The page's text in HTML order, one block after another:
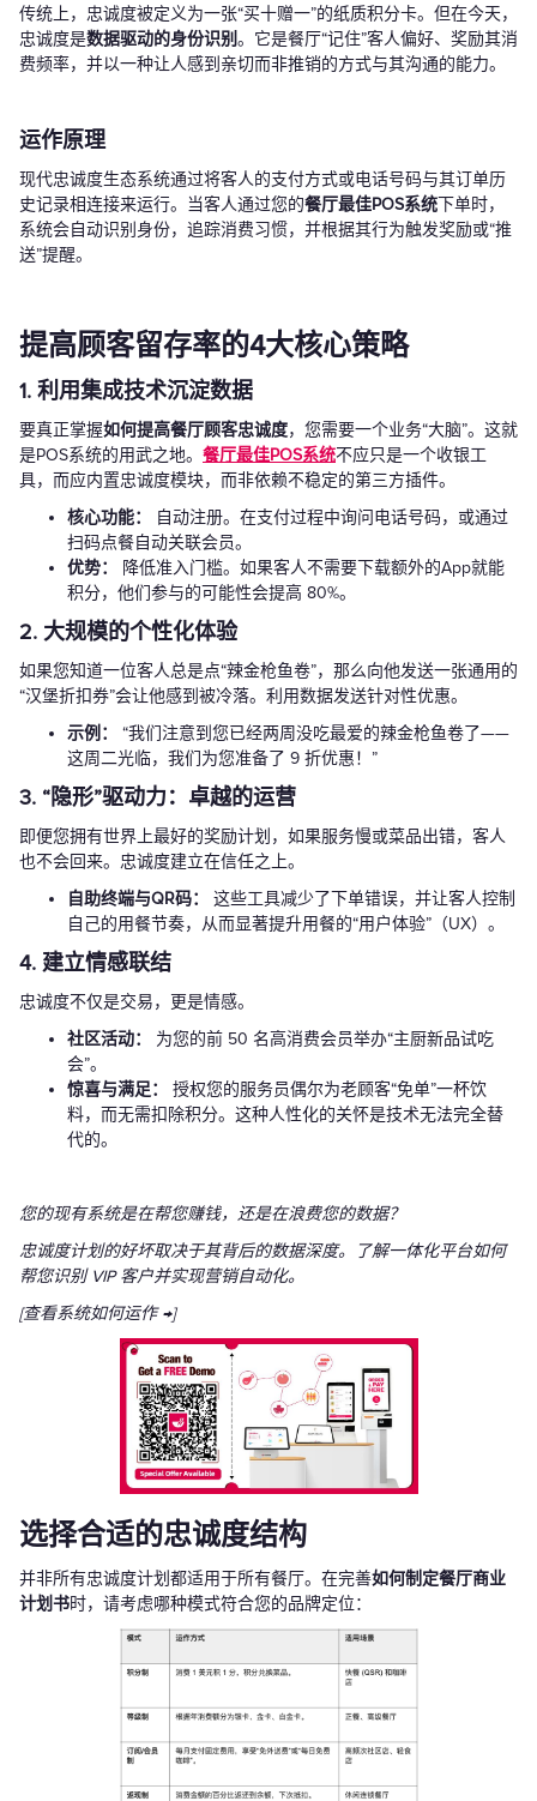
传统上，忠诚度被定义为一张“买十赠一”的纸质积分卡。但在今天，
忠诚度是数据驱动的身份识别。它是餐厅“记住”客人偏好、奖励其消
费频率，并以一种让人感到亲切而非推销的方式与其沟通的能力。
运作原理
现代忠诚度生态系统通过将客人的支付方式或电话号码与其订单历
史记录相连接来运行。当客人通过您的餐厅最佳POS系统下单时，
系统会自动识别身份，追踪消费习惯，并根据其行为触发奖励或“推
送”提醒。
提高顾客留存率的4大核心策略
1. 利用集成技术沉淀数据
要真正掌握如何提高餐厅顾客忠诚度，您需要一个业务“大脑”。这就
是POS系统的用武之地。 餐厅最佳POS系统不应只是一个收银工
具，而应内置忠诚度模块，而非依赖不稳定的第三方插件。
核心功能：
自动注册。在支付过程中询问电话号码，或通过
扫码点餐自动关联会员。
优势：
降低准入门槛。如果客人不需要下载额外的App就能
积分，他们参与的可能性会提高 80%。
2. 大规模的个性化体验
如果您知道一位客人总是点“辣金枪鱼卷”，那么向他发送一张通用的
“汉堡折扣券”会让他感到被冷落。利用数据发送针对性优惠。
示例：
“我们注意到您已经两周没吃最爱的辣金枪鱼卷了——
这周二光临，我们为您准备了 9 折优惠！”
3. “隐形”驱动力：卓越的运营
即便您拥有世界上最好的奖励计划，如果服务慢或菜品出错，客人
也不会回来。忠诚度建立在信任之上。
自助终端与QR码：
这些工具减少了下单错误，并让客人控制
自己的用餐节奏，从而显著提升用餐的“用户体验”（UX）。
4. 建立情感联结
忠诚度不仅是交易，更是情感。
社区活动：
为您的前 50 名高消费会员举办“主厨新品试吃
会”。
惊喜与满足：
授权您的服务员偶尔为老顾客“免单”一杯饮
料，而无需扣除积分。这种人性化的关怀是技术无法完全替
代的。
您的现有系统是在帮您赚钱，还是在浪费您的数据？
忠诚度计划的好坏取决于其背后的数据深度。了解一体化平台如何
帮您识别 VIP 客户并实现营销自动化。
[查看系统如何运作 →]
选择合适的忠诚度结构
并非所有忠诚度计划都适用于所有餐厅。在完善如何制定餐厅商业
计划书时，请考虑哪种模式符合您的品牌定位：